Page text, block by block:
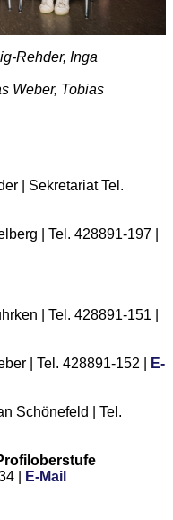
Rehder, Inga
Weber, Tobias
| Sekretariat Tel.
| Tel. 428891-197 |
| Tel. 428891-151 |
| Tel. 428891-152 |
E-
Schönefeld | Tel.
|
E-Mail